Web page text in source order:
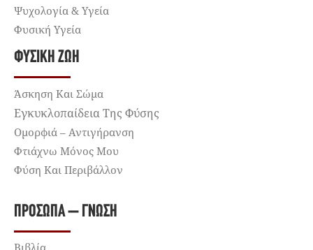
Ψυχολογία & Υγεία
Φυσική Υγεία
ΦΥΣΙΚΉ ΖΩΉ
Άσκηση Και Σώμα
Εγκυκλοπαίδεια Της Φύσης
Ομορφιά – Αντιγήρανση
Φτιάχνω Μόνος Μου
Φύση Και Περιβάλλον
ΠΡΌΣΩΠΑ – ΓΝΏΣΗ
Βιβλία